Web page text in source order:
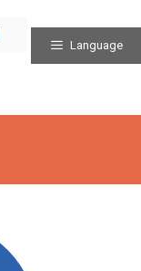
Language